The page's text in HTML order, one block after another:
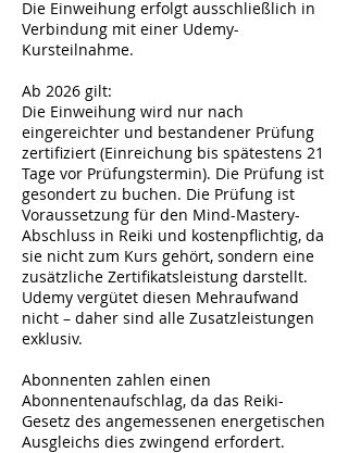
Die Einweihung erfolgt ausschließlich in
Verbindung mit einer Udemy-
Kursteilnahme.
Ab 2026 gilt:
Die Einweihung wird nur nach
eingereichter und bestandener Prüfung
zertifiziert (Einreichung bis spätestens 21
Tage vor Prüfungstermin). Die Prüfung ist
gesondert zu buchen. Die Prüfung ist
Voraussetzung für den Mind-Mastery-
Abschluss in Reiki und kostenpflichtig, da
sie nicht zum Kurs gehört, sondern eine
zusätzliche Zertifikatsleistung darstellt.
Udemy vergütet diesen Mehraufwand
nicht – daher sind alle Zusatzleistungen
exklusiv.
Abonnenten zahlen einen
Abonnentenaufschlag, da das Reiki-
Gesetz des angemessenen energetischen
Ausgleichs dies zwingend erfordert.